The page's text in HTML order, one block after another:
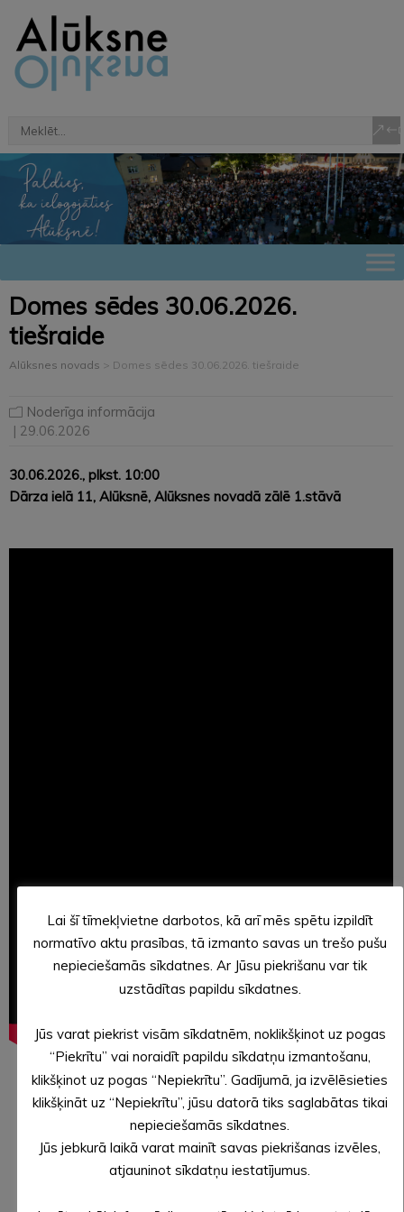
Domes sēdes 30.06.2026.
tiešraide
Alūksnes novads > Domes sēdes 30.06.2026. tiešraide
Noderīga informācija
| 29.06.2026
30.06.2026., plkst. 10:00
Dārza ielā 11, Alūksnē, Alūksnes novadā zālē 1.stāvā
Lai šī tīmekļvietne darbotos, kā arī mēs spētu izpildīt
normatīvo aktu prasības, tā izmanto savas un trešo pušu
nepieciešamās sīkdatnes. Ar Jūsu piekrišanu var tik
uzstādītas papildu sīkdatnes.
Jūs varat piekrist visām sīkdatnēm, noklikšķinot uz pogas
“Piekrītu” vai noraidīt papildu sīkdatņu izmantošanu,
klikšķinot uz pogas “Nepiekrītu”. Gadījumā, ja izvēlēsieties
klikšķināt uz “Nepiekrītu”, jūsu datorā tiks saglabātas tikai
nepieciešamās sīkdatnes.
Jūs jebkurā laikā varat mainīt savas piekrišanas izvēles,
atjauninot sīkdatņu iestatījumus.